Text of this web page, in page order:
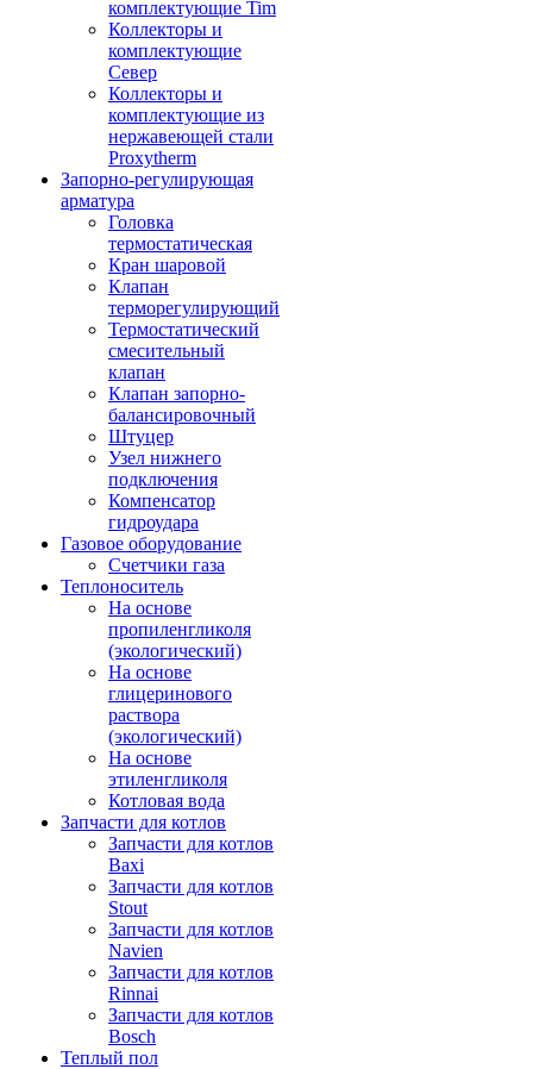
комплектующие Tim
Коллекторы и
комплектующие
Север
Коллекторы и
комплектующие из
нержавеющей стали
Proxytherm
Запорно-регулирующая
арматура
Головка
термостатическая
Кран шаровой
Клапан
терморегулирующий
Термостатический
смесительный
клапан
Клапан запорно-
балансировочный
Штуцер
Узел нижнего
подключения
Компенсатор
гидроудара
Газовое оборудование
Счетчики газа
Теплоноситель
На основе
пропиленгликоля
(экологический)
На основе
глицеринового
раствора
(экологический)
На основе
этиленгликоля
Котловая вода
Запчасти для котлов
Запчасти для котлов
Baxi
Запчасти для котлов
Stout
Запчасти для котлов
Navien
Запчасти для котлов
Rinnai
Запчасти для котлов
Bosch
Теплый пол